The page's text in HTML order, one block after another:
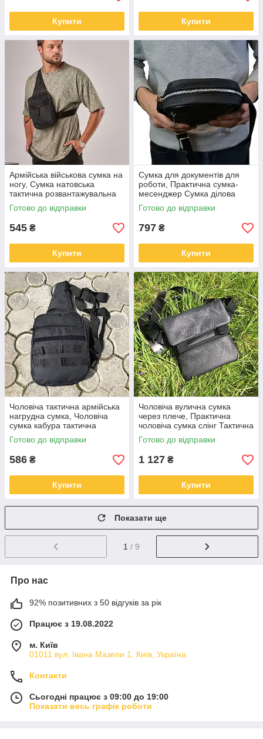
Купити Купити
Армійська військова сумка на
ногу, Сумка натовська
тактична розвантажувальна
тактична нагрудна WK-24
Готово до відправки
545 ₴
Купити
Сумка для документів для
роботи, Практична сумка-
месенджер Сумка ділова
документів JN-17
Готово до відправки
797 ₴
Купити
Чоловіча тактична армійська
нагрудна сумка, Чоловіча
сумка кабура тактична
плечова VY-99
Готово до відправки
586 ₴
Купити
Чоловіча вулична сумка
через плече, Практична
чоловіча сумка слінг Тактична
на груди VJ-26
Готово до відправки
1 127 ₴
Купити
Показати ще
1 / 9
Про нас
92% позитивних з 50 відгуків за рік
Працює з 19.08.2022
м. Київ
01011 вул. Івана Мазепи 1, Київ, Україна
Контакти
Сьогодні працює з 09:00 до 19:00
Показати весь графік роботи